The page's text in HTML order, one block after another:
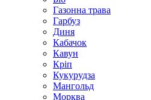
Газонна трава
Гарбуз
Диня
Кабачок
Кавун
Кріп
Кукурудза
Мангольд
Морква